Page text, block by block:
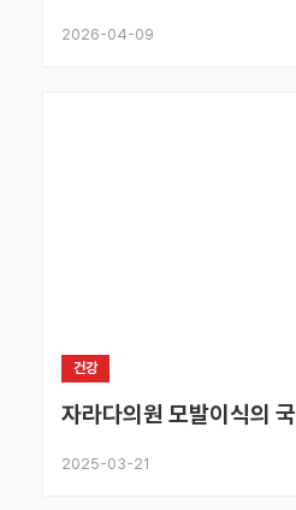
2026-04-09
건강
자라다의원 모발이식의
2025-03-21